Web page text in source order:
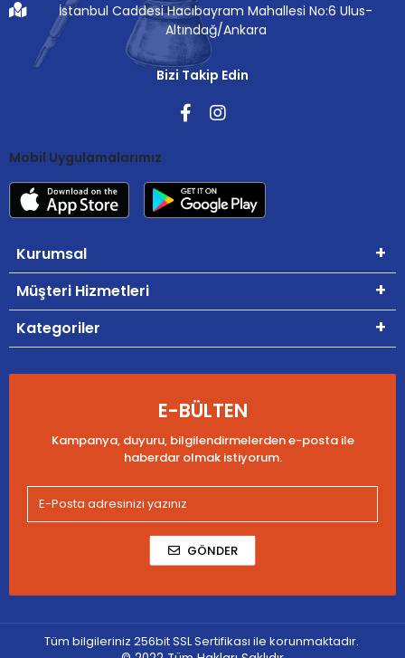
İstanbul Caddesi Hacıbayram Mahallesi No:6 Ulus-
Altındağ/Ankara
Bizi Takip Edin
Mobil Uygulamalarımız
Kurumsal
Müşteri Hizmetleri
Kategoriler
E-BÜLTEN
Kampanya, duyuru, bilgilendirmelerden e-posta ile
haberdar olmak istiyorum.
GÖNDER
Tüm bilgileriniz 256bit SSL Sertifikası ile korunmaktadır.